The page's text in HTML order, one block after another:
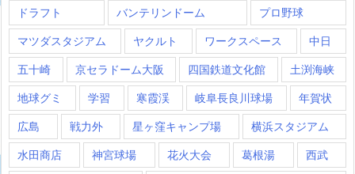
ドラフト
バンテリンドーム
プロ野球
マツダスタジアム
ヤクルト ワークスペース
中日
五十崎
京セラドーム大阪 四国鉄道文化館
土渕海峡
地球グミ
学習 寒霞渓 岐阜長良川球場
年賀状
広島
戦力外 星ヶ窪キャンプ場
横浜スタジアム
水田商店
神宮球場 花火大会 葛根湯
西武